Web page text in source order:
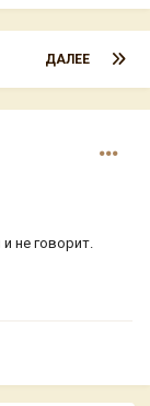
ДАЛЕЕ
не говорит.